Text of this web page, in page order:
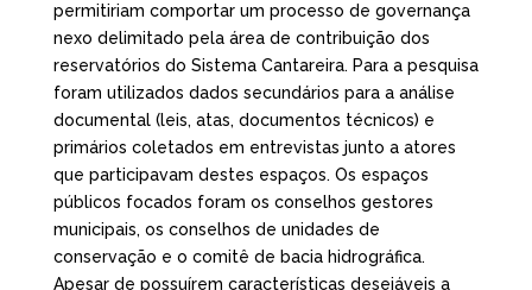
permitiriam comportar um processo de governança
nexo delimitado pela área de contribuição dos
reservatórios do Sistema Cantareira. Para a pesquisa
foram utilizados dados secundários para a análise
documental (leis, atas, documentos técnicos) e
primários coletados em entrevistas junto a atores
que participavam destes espaços. Os espaços
públicos focados foram os conselhos gestores
municipais, os conselhos de unidades de
conservação e o comitê de bacia hidrográfica.
Apesar de possuírem características desejáveis a